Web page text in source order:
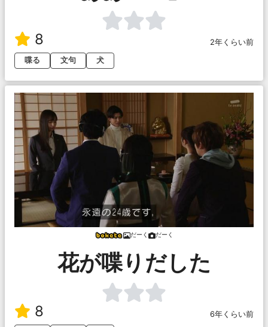
8
2年くらい前
喋る
文句 犬
だーく だーく
花が喋りだした
8
6年くらい前